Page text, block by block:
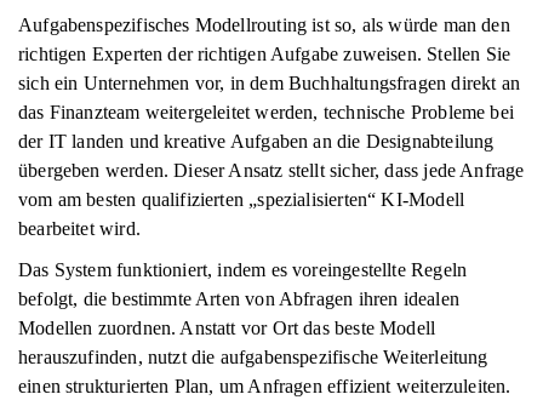
Aufgabenspezifisches Modellrouting ist so, als würde man den
richtigen Experten der richtigen Aufgabe zuweisen. Stellen Sie
sich ein Unternehmen vor, in dem Buchhaltungsfragen direkt an
das Finanzteam weitergeleitet werden, technische Probleme bei
der IT landen und kreative Aufgaben an die Designabteilung
übergeben werden. Dieser Ansatz stellt sicher, dass jede Anfrage
vom am besten qualifizierten „spezialisierten“ KI-Modell
bearbeitet wird.
Das System funktioniert, indem es voreingestellte Regeln
befolgt, die bestimmte Arten von Abfragen ihren idealen
Modellen zuordnen. Anstatt vor Ort das beste Modell
herauszufinden, nutzt die aufgabenspezifische Weiterleitung
einen strukturierten Plan, um Anfragen effizient weiterzuleiten.